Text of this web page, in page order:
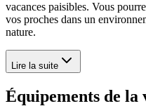
vacances paisibles. Vous
vos proches dans un
nature.
Lire la suite
Équipements de la